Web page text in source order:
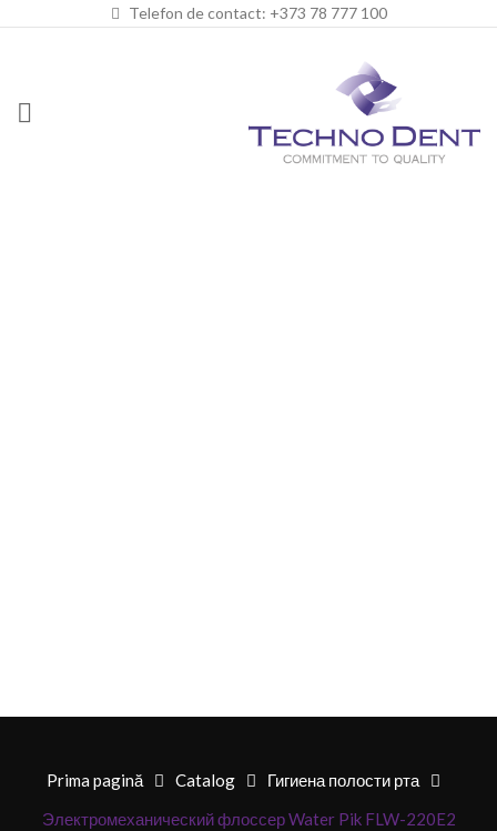
Telefon de contact: +373 78 777 100
Prima pagină Catalog
Гигиена полости рта
Электромеханический флоссер Water Pik FLW-220E2